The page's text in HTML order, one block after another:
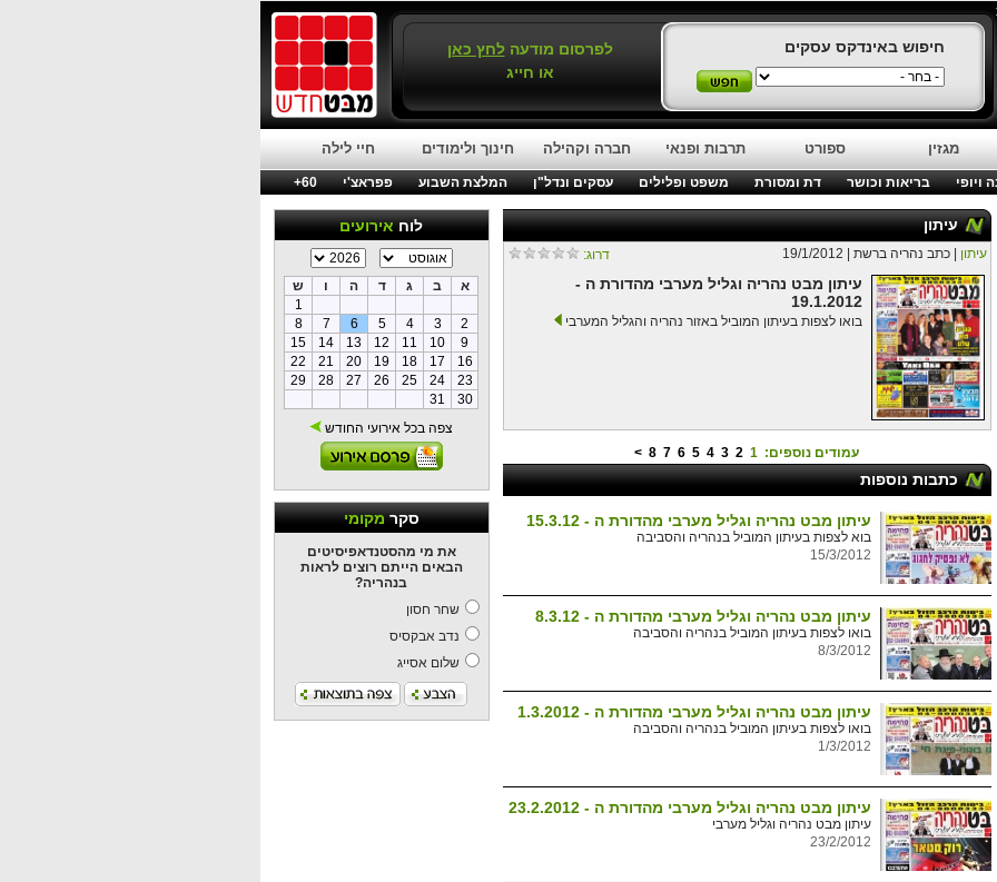
חיפוש באינדקס עסקים לפרסום מודעהלחץ כאן
או חייג
מגזין ספורט תרבות ופנאי חברה וקהילה חינוך ולימודים חיי לילה
ויופי בריאות וכושר דת ומסורת משפט ופלילים עסקים ונדל"ן המלצת השבוע פפראצ'י
60+
לוחאירועים
א ב ג ד ה ו
ש
1
2
3
4
5
6
7
8
9
10
11
12
13
14
15
16
17
18
19
20
21
22
23
24
25
26
27
28
29
30
31
צפה בכל אירועי החודש
סקרמקומי
את מי מהסטנדאפיסיטים
הבאים הייתם רוצים לראות
בנהריה?
שחר חסון
נדב אבקסיס
שלום אסייג
עיתון
דרוג: עיתון | כתב נהריה ברשת | 19/1/2012
עיתון מבט נהריה וגליל מערבי מהדורת ה -
19.1.2012
בואו לצפות בעיתון המוביל באזור נהריה והגליל המערבי
עמודים נוספים: 1
2
3
4
5
6
7
8
>
כתבות נוספות
עיתון מבט נהריה וגליל מערבי מהדורת ה - 15.3.12
בוא לצפות בעיתון המוביל בנהריה והסביבה
15/3/2012
עיתון מבט נהריה וגליל מערבי מהדורת ה - 8.3.12
בואו לצפות בעיתון המוביל בנהריה והסביבה
8/3/2012
עיתון מבט נהריה וגליל מערבי מהדורת ה - 1.3.2012
בואו לצפות בעיתון המוביל בנהריה והסביבה
1/3/2012
עיתון מבט נהריה וגליל מערבי מהדורת ה - 23.2.2012
עיתון מבט נהריה וגליל מערבי
23/2/2012